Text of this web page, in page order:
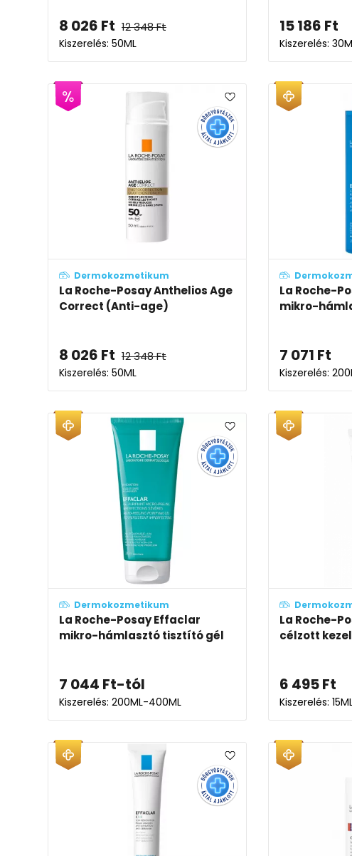
8 026 Ft 12 348Ft
Kiszerelés: 50ML
15 186 Ft
Kiszerelés:
Dermokozmetikum
La Roche-Posay Anthelios Age
Correct (Anti-age)
8 026 Ft 12 348Ft
Kiszerelés: 50ML
La Roche-
mikro-
7 071 Ft
Kiszerelés:
Dermokozmetikum
La Roche-Posay Effaclar
mikro-hámlasztó tisztító gél
7 044 Ft-tól
Kiszerelés: 200ML-400ML
La Roche-
célzott
6 495Ft
Kiszerelés: